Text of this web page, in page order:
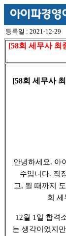
등록일 : 2021-12-29
[58회 세무사 최
[58회 세무사
안녕하세요. 아
수입니다. 직
고, 될 때까지
회 세
12월 1일 합격
는 생각이었지